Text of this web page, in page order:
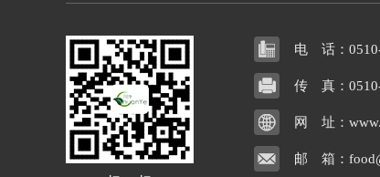
电 话：
传 真：
网 址：
邮 箱：